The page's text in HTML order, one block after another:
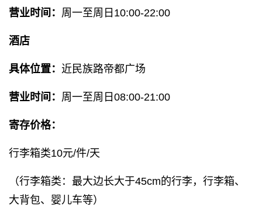
营业时间： 周一至周日10:00-22:00
酒店
具体位置： 近民族路帝都广场
营业时间： 周一至周日08:00-21:00
寄存价格：
行李箱类10元/件/天
（行李箱类：最大边长大于45cm的行李，行李箱、
大背包、婴儿车等）